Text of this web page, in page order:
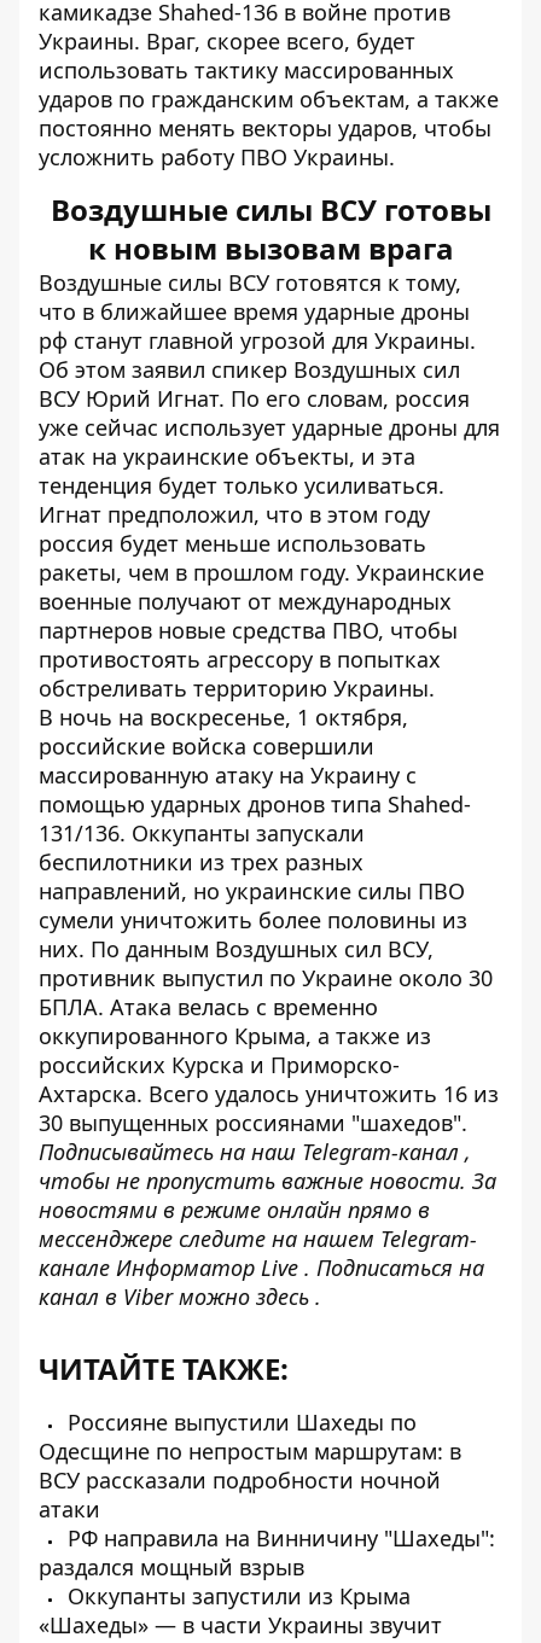
камикадзе Shahed-136 в войне против
Украины. Враг, скорее всего, будет
использовать тактику массированных
ударов по гражданским объектам, а также
постоянно менять векторы ударов, чтобы
усложнить работу ПВО Украины.
Воздушные силы ВСУ готовы
к новым вызовам врага
Воздушные силы ВСУ готовятся к тому,
что в ближайшее время ударные дроны
рф станут главной угрозой для Украины.
Об этом заявил спикер Воздушных сил
ВСУ Юрий Игнат. По его словам, россия
уже сейчас использует ударные дроны для
атак на украинские объекты, и эта
тенденция будет только усиливаться.
Игнат предположил, что в этом году
россия будет меньше использовать
ракеты, чем в прошлом году. Украинские
военные получают от международных
партнеров новые средства ПВО, чтобы
противостоять агрессору в попытках
обстреливать территорию Украины.
В ночь на воскресенье, 1 октября,
российские войска совершили
массированную атаку на Украину с
помощью ударных дронов типа Shahed-
131/136. Оккупанты запускали
беспилотники из трех разных
направлений, но украинские силы ПВО
сумели уничтожить более половины из
них. По данным Воздушных сил ВСУ,
противник выпустил по Украине около 30
БПЛА. Атака велась с временно
оккупированного Крыма, а также из
российских Курска и Приморско-
Ахтарска. Всего удалось уничтожить 16 из
30 выпущенных россиянами "шахедов".
Подписывайтесь на наш Telegram-канал ,
чтобы не пропустить важные новости. За
новостями в режиме онлайн прямо в
мессенджере следите на нашем Telegram-
канале Информатор Live . Подписаться на
канал в Viber можно здесь .
ЧИТАЙТЕ ТАКЖЕ:
Россияне выпустили Шахеды по
Одесщине по непростым маршрутам: в
ВСУ рассказали подробности ночной
атаки
РФ направила на Винничину "Шахеды":
раздался мощный взрыв
Оккупанты запустили из Крыма
«Шахеды» — в части Украины звучит